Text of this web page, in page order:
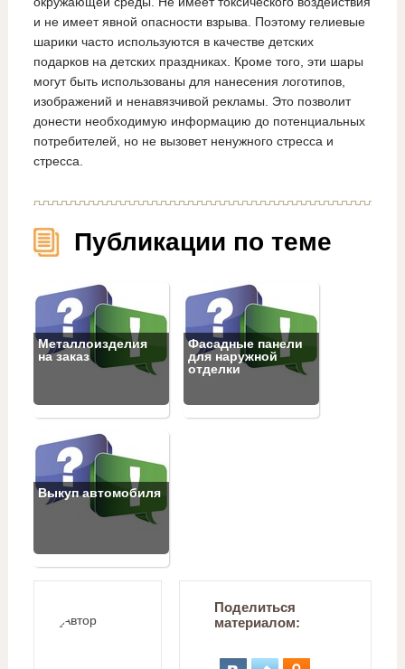
и не имеет явной опасности взрыва. Поэтому гелиевые
шарики часто используются в качестве детских
подарков на детских праздниках. Кроме того, эти шары
могут быть использованы для нанесения логотипов,
изображений и ненавязчивой рекламы. Это позволит
донести необходимую информацию до потенциальных
потребителей, но не вызовет ненужного стресса и
стресса.
Публикации по теме
Металлоизделия
на заказ
Фасадные панели
для наружной
отделки
Выкуп автомобиля
Поделиться
материалом: